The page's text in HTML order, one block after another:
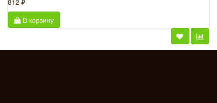
812 ₽
В корзину